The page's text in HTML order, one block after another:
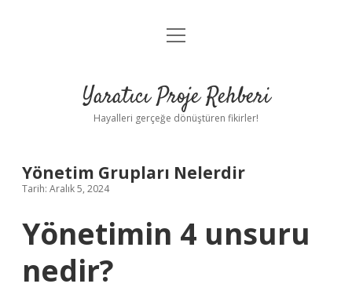
Anasayfa
Yasal Uyarı
menüyü
Yaratıcı Proje Rehberi
Hayalleri gerçeğe dönüştüren fikirler!
Yönetim Grupları Nelerdir
Tarih: Aralık 5, 2024
Yönetimin 4 unsuru
nedir?